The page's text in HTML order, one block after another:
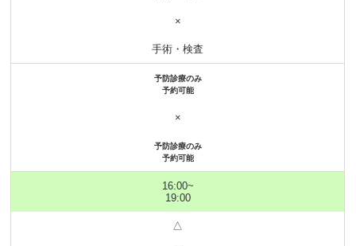
×
手術・検査
予防診療のみ
予約可能
×
予防診療のみ
予約可能
16:00~
19:00
△